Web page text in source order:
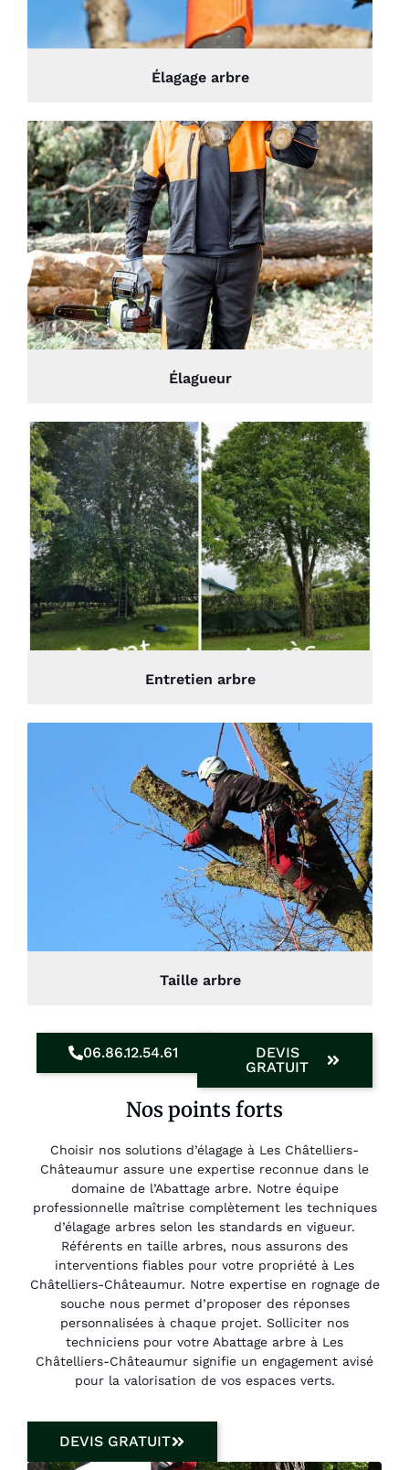
Élagage arbre
Élagueur
Entretien arbre
Taille arbre
06.86.12.54.61
DEVIS
GRATUIT
Nos points forts
Choisir nos solutions d’élagage à Les Châtelliers-
Châteaumur assure une expertise reconnue dans le
domaine de l’Abattage arbre. Notre équipe
professionnelle maîtrise complètement les techniques
d’élagage arbres selon les standards en vigueur.
Référents en taille arbres, nous assurons des
interventions fiables pour votre propriété à Les
Châtelliers-Châteaumur. Notre expertise en rognage de
souche nous permet d’proposer des réponses
personnalisées à chaque projet. Solliciter nos
techniciens pour votre Abattage arbre à Les
Châtelliers-Châteaumur signifie un engagement avisé
pour la valorisation de vos espaces verts.
DEVIS GRATUIT